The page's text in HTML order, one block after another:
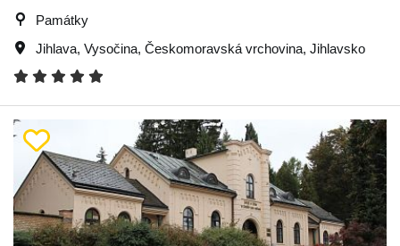
Památky
Jihlava, Vysočina, Českomoravská vrchovina, Jihlavsko